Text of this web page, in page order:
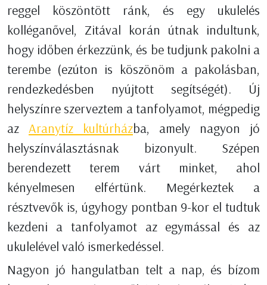
reggel köszöntött ránk, és egy ukulelés
kolléganővel, Zitával korán útnak indultunk,
hogy időben érkezzünk, és be tudjunk pakolni a
terembe (ezúton is köszönöm a pakolásban,
rendezkedésben nyújtott segítségét). Új
helyszínre szerveztem a tanfolyamot, mégpedig
az Aranytíz kultúrházba, amely nagyon jó
helyszínválasztásnak bizonyult. Szépen
berendezett terem várt minket, ahol
kényelmesen elfértünk. Megérkeztek a
résztvevők is, úgyhogy pontban 9-kor el tudtuk
kezdeni a tanfolyamot az egymással és az
ukulelével való ismerkedéssel.
Nagyon jó hangulatban telt a nap, és bízom